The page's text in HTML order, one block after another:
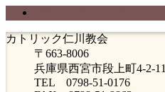
カトリック仁川教会
〒663-8006
兵庫県西宮市段上町4-2-11
TEL 0798-51-0176